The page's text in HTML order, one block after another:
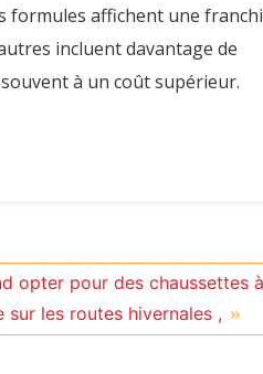
formules affichent une
incluent davantage de
à un coût supérieur.
opter pour des chaussettes à
sur les routes hivernales ,